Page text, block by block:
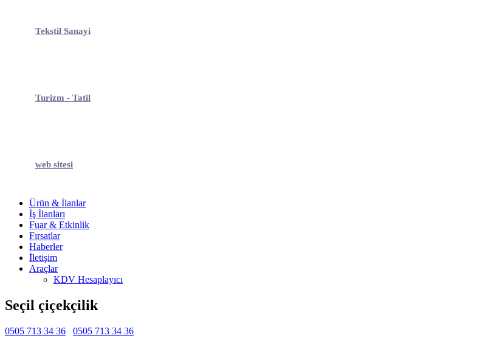
Tekstil Sanayi
Turizm - Tatil
web sitesi
Ürün & İlanlar
İş İlanları
Fuar & Etkinlik
Fırsatlar
Haberler
İletişim
Araçlar
KDV Hesaplayıcı
Seçil çiçekçilik
0505 713 34 36 0505 713 34 36